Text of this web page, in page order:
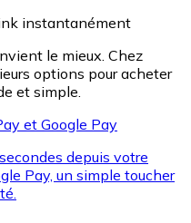
instantanément
le mieux. Chez
options pour acheter
et simple.
et Google Pay
depuis votre
Pay, un simple toucher